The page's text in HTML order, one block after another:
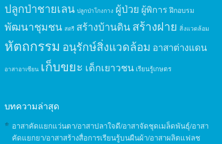
ปลูกป่าชายเลน ปลูกป่าโกงกาง ผู้ป่วย ผู้พิการ ฝึกอบรม
พัฒนาชุมชน สตรี สร้างบ้านดินสร้างฝาย สิ่งแวดล้อม
หัตถกรรม อนุรักษ์สิ่งแวดล้อม อาสาต่างแดน
อาสาอาเซียน เก็บขยะ เด็กเยาวชน เรียนรู้เกษตร
บทความล่าสุด
อาสาคัดแยกแว่นตา/อาสาปลาใจดี/อาสาจัดชุดเมล็ดพันธุ์/อาสา
คัดแยกยา/อาสาสร้างสื่อการเรียนรู้บนผืนผ้า/อาสาผลิตแฟลช